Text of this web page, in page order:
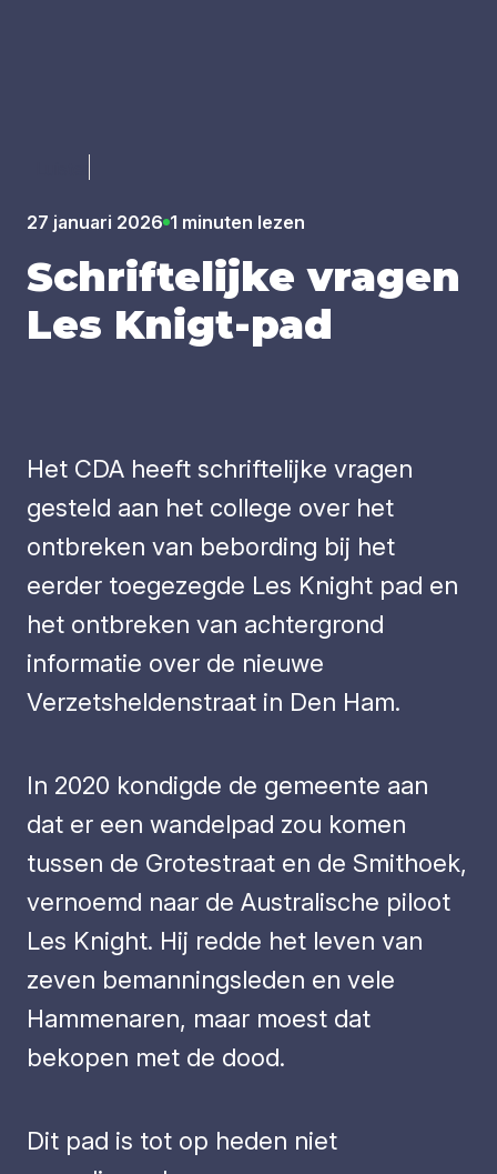
27 januari 2026 1 minuten lezen
Schrif­te­lij­ke vra­gen
Les Knigt-pad
Het CDA heeft schriftelijke vragen
gesteld aan het college over het
ontbreken van bebording bij het
eerder toegezegde Les Knight pad en
het ontbreken van achtergrond
informatie over de nieuwe
Verzetsheldenstraat in Den Ham.
In 2020 kondigde de gemeente aan
dat er een wandelpad zou komen
tussen de Grotestraat en de Smithoek,
vernoemd naar de Australische piloot
Les Knight. Hij redde het leven van
zeven bemanningsleden en vele
Hammenaren, maar moest dat
bekopen met de dood.
Dit pad is tot op heden niet